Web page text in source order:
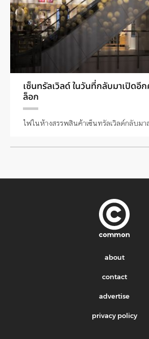
เซ็นทรัลเวิลด์ ในวันที่กลับมาเปิดอี
ล็อก
ไฟในห้างสรรพสินค้าเซ็นทรัลเวิลด์กลับมา
about
contact
advertise
privacy policy